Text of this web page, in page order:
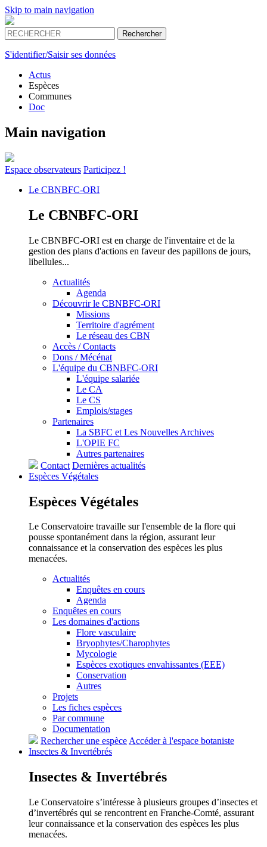
Skip to main navigation
S'identifier/Saisir ses données
Actus
Espèces
Communes
Doc
Main navigation
Espace observateurs Participez !
Le CBNBFC-ORI
Le CBNBFC-ORI
Le CBNBFC-ORI est en charge de l'inventaire et de la
gestion des plans d'actions en faveur des papillons de jours,
libellules...
Actualités
Agenda
Découvrir le CBNBFC-ORI
Missions
Territoire d'agrément
Le réseau des CBN
Accès / Contacts
Dons / Mécénat
L'équipe du CBNBFC-ORI
L'équipe salariée
Le CA
Le CS
Emplois/stages
Partenaires
La SBFC et Les Nouvelles Archives
L'OPIE FC
Autres partenaires
Contact Dernières actualités
Espèces Végétales
Espèces Végétales
Le Conservatoire travaille sur l'ensemble de la flore qui
pousse spontanément dans la région, assurant leur
connaissance et la conservation des espèces les plus
menacées.
Actualités
Enquêtes en cours
Agenda
Enquêtes en cours
Les domaines d'actions
Flore vasculaire
Bryophytes/Charophytes
Mycologie
Espèces exotiques envahissantes (EEE)
Conservation
Autres
Projets
Les fiches espèces
Par commune
Documentation
Rechercher une espèceAccéder à l'espace botaniste
Insectes & Invertébrés
Insectes & Invertébrés
Le Conservatoire s’intéresse à plusieurs groupes d’insectes et
d’invertébrés qui se rencontrent en Franche-Comté, assurant
leur connaissance et la conservation des espèces les plus
menacées.